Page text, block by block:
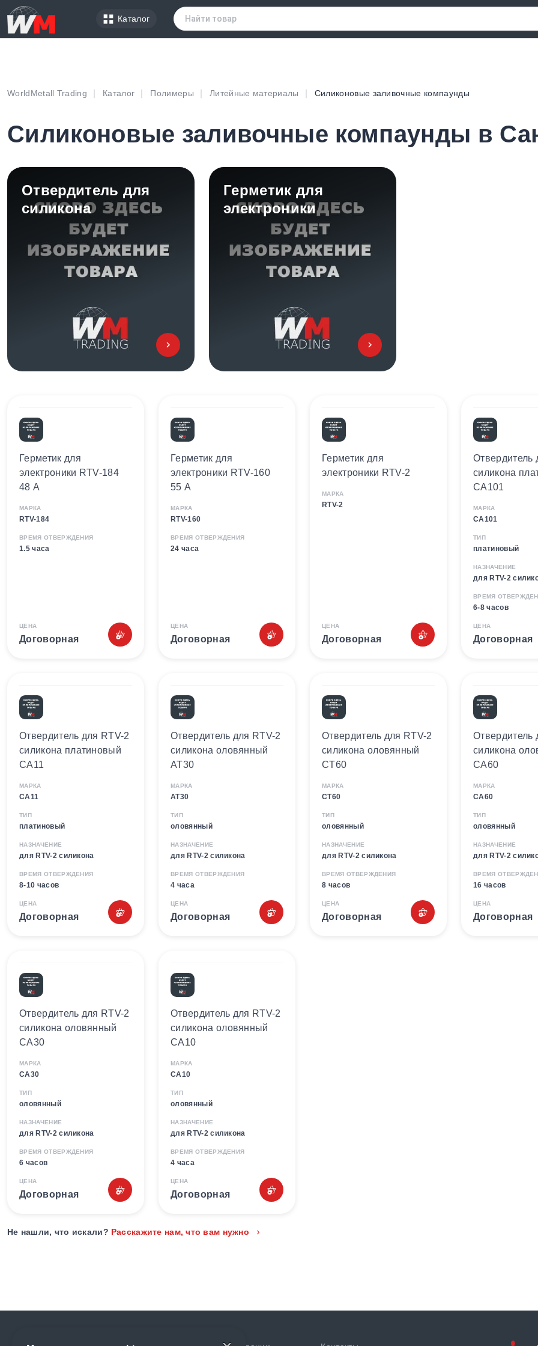
Каталог
WorldMetall Trading Каталог Полимеры Литейные материалы Силиконовые заливочные компаунды
Силиконовые заливочные компаунды в
Отвердитель для
силикона
Герметик для
электроники
Герметик для
электроники RTV-184
48 А
МАРКА
RTV-184
ВРЕМЯ ОТВЕРЖДЕНИЯ
1.5 часа
ЦЕНА
Договорная
Герметик для
электроники RTV-160
55 А
МАРКА
RTV-160
ВРЕМЯ ОТВЕРЖДЕНИЯ
24 часа
ЦЕНА
Договорная
Герметик для
электроники RTV-2
МАРКА
RTV-2
ЦЕНА
Договорная
Отвердитель
силикона
CA101
МАРКА
CA101
ТИП
платиновый
НАЗНАЧЕНИЕ
для RTV-2
ВРЕМЯ
6-8 часов
ЦЕНА
Договорная
Отвердитель для RTV-2
силикона платиновый
CA11
МАРКА
CA11
ТИП
платиновый
НАЗНАЧЕНИЕ
для RTV-2 силикона
ВРЕМЯ ОТВЕРЖДЕНИЯ
8-10 часов
ЦЕНА
Договорная
Отвердитель для RTV-2
силикона оловянный
AT30
МАРКА
AT30
ТИП
оловянный
НАЗНАЧЕНИЕ
для RTV-2 силикона
ВРЕМЯ ОТВЕРЖДЕНИЯ
4 часа
ЦЕНА
Договорная
Отвердитель для RTV-2
силикона оловянный
CT60
МАРКА
CT60
ТИП
оловянный
НАЗНАЧЕНИЕ
для RTV-2 силикона
ВРЕМЯ ОТВЕРЖДЕНИЯ
8 часов
ЦЕНА
Договорная
Отвердитель
силикона
CA60
МАРКА
CA60
ТИП
оловянный
НАЗНАЧЕНИЕ
для RTV-2
ВРЕМЯ
16 часов
ЦЕНА
Договорная
Отвердитель для RTV-2
силикона оловянный
CA30
МАРКА
CA30
ТИП
оловянный
НАЗНАЧЕНИЕ
для RTV-2 силикона
ВРЕМЯ ОТВЕРЖДЕНИЯ
6 часов
ЦЕНА
Договорная
Отвердитель для RTV-2
силикона оловянный
CA10
МАРКА
CA10
ТИП
оловянный
НАЗНАЧЕНИЕ
для RTV-2 силикона
ВРЕМЯ ОТВЕРЖДЕНИЯ
4 часа
ЦЕНА
Договорная
Не нашли, что искали? Расскажите нам, что вам нужно